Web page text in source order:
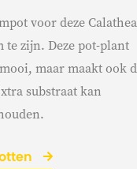
voor deze Calathea
te zijn. Deze pot-plant
maar maakt ook
substraat kan